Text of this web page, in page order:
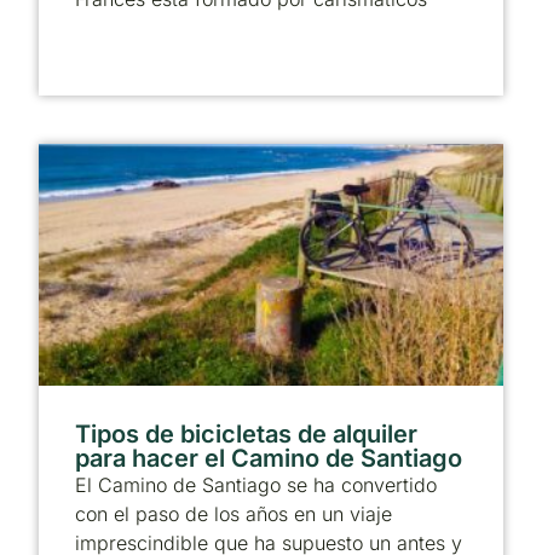
Tipos de bicicletas de alquiler
para hacer el Camino de Santiago
El Camino de Santiago se ha convertido
con el paso de los años en un viaje
imprescindible que ha supuesto un antes y